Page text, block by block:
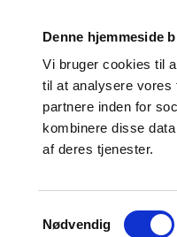
Denne hjemmeside
Vi bruger cookies til
til at analysere vores
partnere inden for
kombinere disse
af deres tjenester.
Samtykkevalg
Nødvendig
Godkendelse og